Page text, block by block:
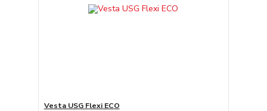
Vesta USG Flexi ECO